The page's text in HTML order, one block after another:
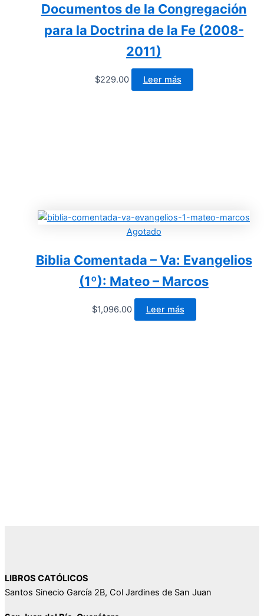
Documentos de la Congregación
para la Doctrina de la Fe (2008-
2011)
$229.00 Leer más
Agotado
Biblia Comentada – Va: Evangelios
(1º): Mateo – Marcos
$1,096.00 Leer más
LIBROS CATÓLICOS
Santos Sinecio García 2B, Col Jardines de San Juan